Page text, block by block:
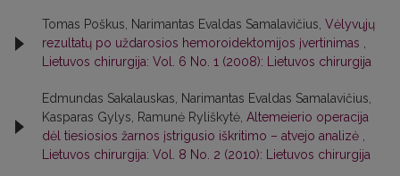
Tomas Poškus, Narimantas Evaldas Samalavičius, Vėlyvųjų
rezultatų po uždarosios hemoroidektomijos įvertinimas
Lietuvos chirurgija: Vol. 6 No. 1 (2008): Lietuvos chirurgija
Edmundas Sakalauskas, Narimantas Evaldas Samalavičius,
Kasparas Gylys, Ramunė Ryliškytė, Altemeierio operacija
dėl tiesiosios žarnos įstrigusio iškritimo – atvejo analizė
Lietuvos chirurgija: Vol. 8 No. 2 (2010): Lietuvos chirurgija